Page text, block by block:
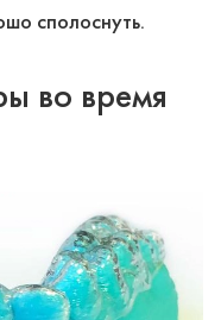
сполоснуть.
во время